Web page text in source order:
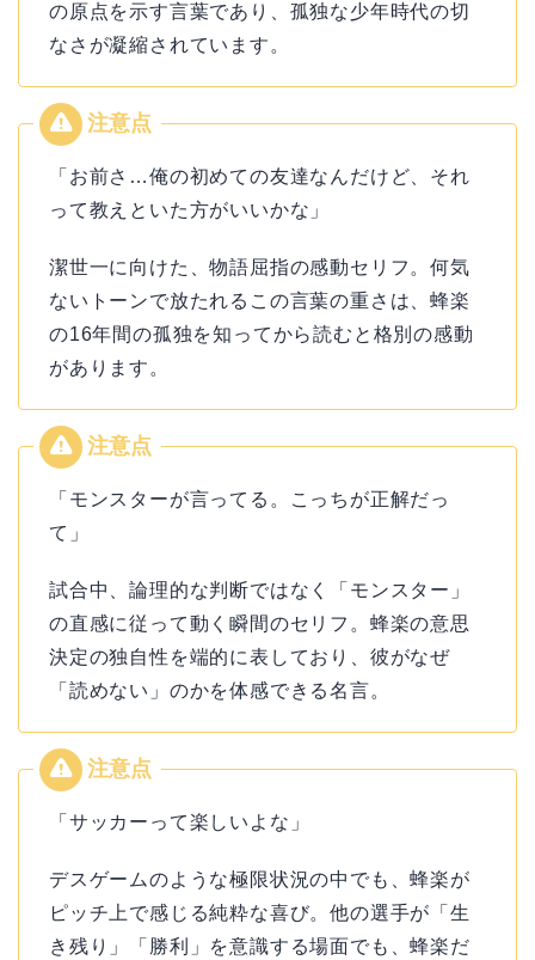
の原点を示す言葉であり、孤独な少年時代の切
なさが凝縮されています。
「お前さ…俺の初めての友達なんだけど、それ
って教えといた方がいいかな」
潔世一に向けた、物語屈指の感動セリフ。何気
ないトーンで放たれるこの言葉の重さは、蜂楽
の16年間の孤独を知ってから読むと格別の感動
があります。
「モンスターが言ってる。こっちが正解だっ
て」
試合中、論理的な判断ではなく「モンスター」
の直感に従って動く瞬間のセリフ。蜂楽の意思
決定の独自性を端的に表しており、彼がなぜ
「読めない」のかを体感できる名言。
「サッカーって楽しいよな」
デスゲームのような極限状況の中でも、蜂楽が
ピッチ上で感じる純粋な喜び。他の選手が「生
き残り」「勝利」を意識する場面でも、蜂楽だ